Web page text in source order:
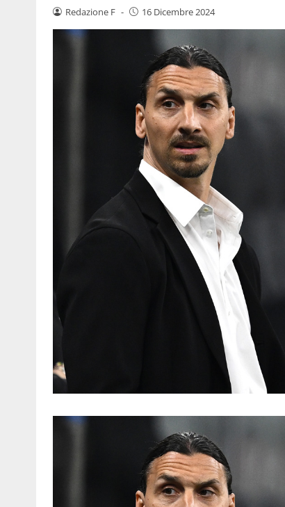
Redazione F - 16 Dicembre 2024